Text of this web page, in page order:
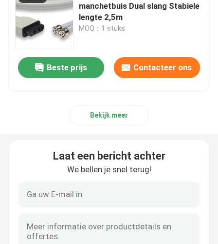
manchetbuis Dual slang Stabiele
lengte 2,5m
MOQ：1 stuks
Beste prijs Contacteer ons
Bekijk meer
Laat een bericht achter
We bellen je snel terug!